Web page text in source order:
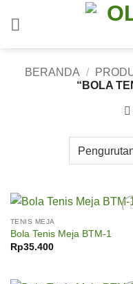
BERANDA /
“BOLA
TENIS MEJA
Bola Tenis Meja BTM-1
Rp35.400